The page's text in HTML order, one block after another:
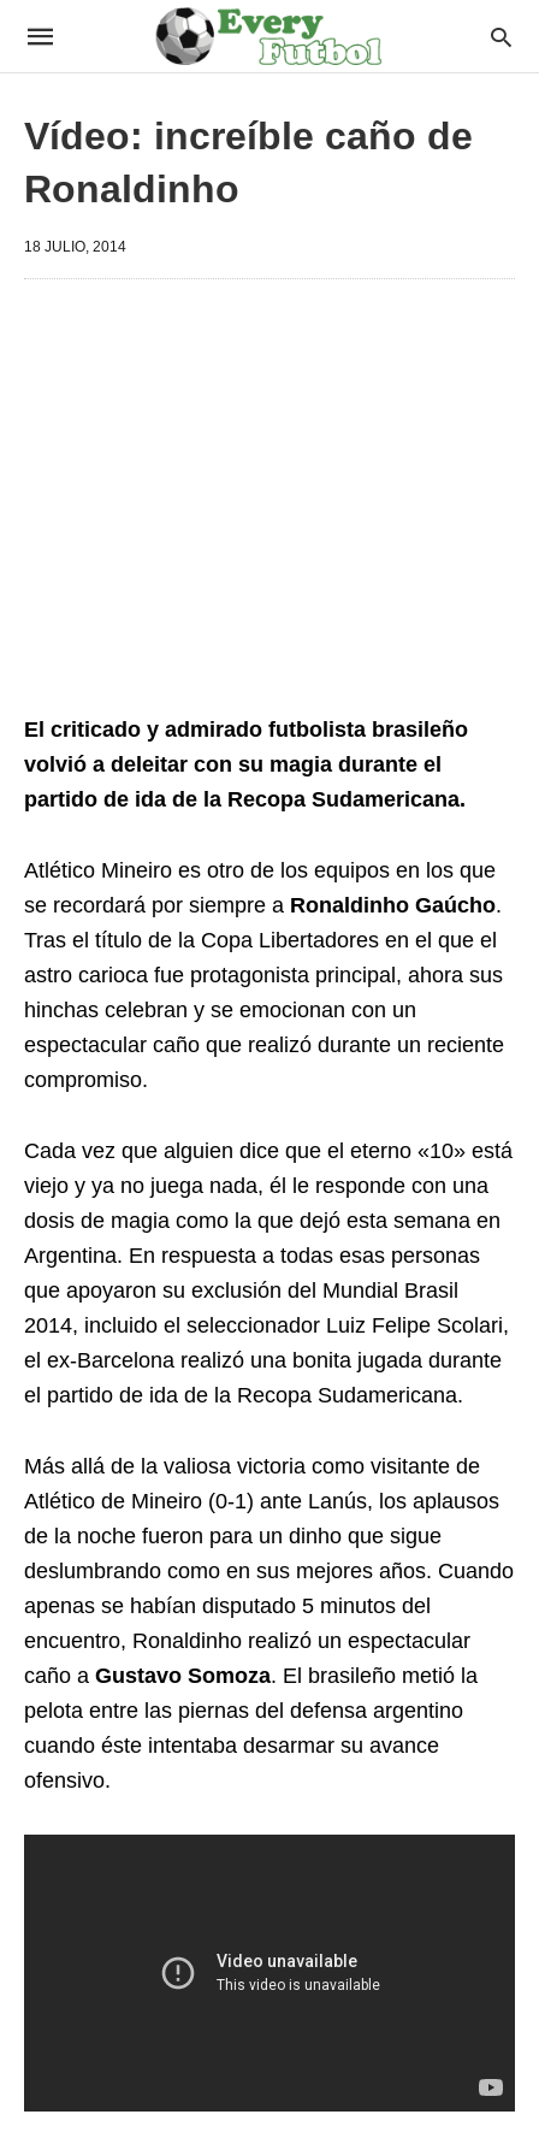
Vídeo: increíble caño de
Ronaldinho
18 JULIO, 2014
El criticado y admirado futbolista brasileño
volvió a deleitar con su magia durante el
partido de ida de la Recopa Sudamericana.
Atlético Mineiro es otro de los equipos en los que
se recordará por siempre a Ronaldinho Gaúcho.
Tras el título de la Copa Libertadores en el que el
astro carioca fue protagonista principal, ahora sus
hinchas celebran y se emocionan con un
espectacular caño que realizó durante un reciente
compromiso.
Cada vez que alguien dice que el eterno «10» está
viejo y ya no juega nada, él le responde con una
dosis de magia como la que dejó esta semana en
Argentina. En respuesta a todas esas personas
que apoyaron su exclusión del Mundial Brasil
2014, incluido el seleccionador Luiz Felipe Scolari,
el ex-Barcelona realizó una bonita jugada durante
el partido de ida de la Recopa Sudamericana.
Más allá de la valiosa victoria como visitante de
Atlético de Mineiro (0-1) ante Lanús, los aplausos
de la noche fueron para un dinho que sigue
deslumbrando como en sus mejores años. Cuando
apenas se habían disputado 5 minutos del
encuentro, Ronaldinho realizó un espectacular
caño a Gustavo Somoza. El brasileño metió la
pelota entre las piernas del defensa argentino
cuando éste intentaba desarmar su avance
ofensivo.